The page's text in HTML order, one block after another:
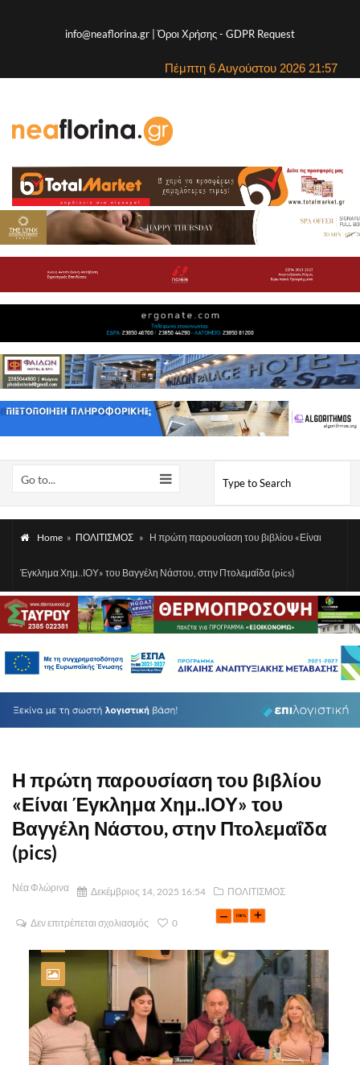
info@neaflorina.gr |Όροι Χρήσης- GDPR Request
Πέμπτη 6 Αυγούστου 2026 21:57
Go to...
Home » ΠΟΛΙΤΙΣΜΟΣ » Η πρώτη παρουσίαση του βιβλίου «Είναι
Έγκλημα Χημ..ΙΟΥ» του Βαγγέλη Νάστου, στην Πτολεμαΐδα (pics)
Η πρώτη παρουσίαση του βιβλίου
«Είναι Έγκλημα Χημ..ΙΟΥ» του
Βαγγέλη Νάστου, στην Πτολεμαΐδα
(pics)
Νέα Φλώρινα Δεκέμβριος 14, 2025 16:54 ΠΟΛΙΤΙΣΜΟΣ
Δεν επιτρέπεται σχολιασμός 0